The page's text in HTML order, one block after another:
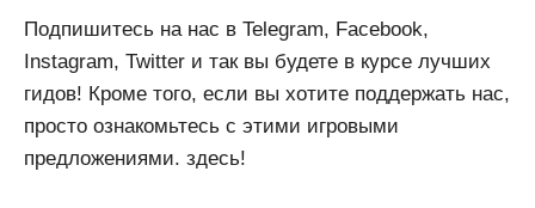
Подпишитесь на нас в Telegram, Facebook,
Instagram, Twitter и так вы будете в курсе лучших
гидов! Кроме того, если вы хотите поддержать нас,
просто ознакомьтесь с этими игровыми
предложениями. здесь!